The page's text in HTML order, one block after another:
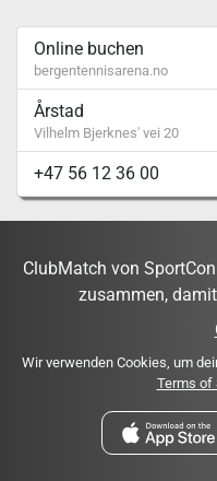
Online buchen
bergentennisarena.no
Årstad
Vilhelm Bjerknes' vei 20
+47 56 12 36 00
ClubMatch von
zusammen,
Wir verwenden Cookies, um
Terms of